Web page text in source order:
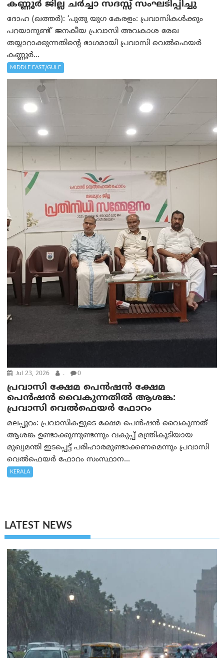
കണ്ണൂർ ജില്ല ചർച്ചാ സദസ്സ് സംഘടിപ്പിച്ചു
ദോഹ (ഖത്തര്‍): ‘പുതു യുഗ കേരളം: പ്രവാസികൾക്കും
പറയാനുണ്ട്’ ജനകീയ പ്രവാസി അവകാശ രേഖ
തയ്യാറാക്കുന്നതിന്റെ ഭാഗമായി പ്രവാസി വെൽഫെയർ
കണ്ണൂർ...
MIDDLE EAST/GULF
Jul 23, 2026 . 0
പ്രവാസി ക്ഷേമ പെൻഷൻ ക്ഷേമ
പെൻഷൻ വൈകുന്നതിൽ ആശങ്ക:
പ്രവാസി വെൽഫെയർ ഫോറം
മലപ്പുറം: പ്രവാസികളുടെ ക്ഷേമ പെൻഷൻ വൈകുന്നത്
ആശങ്ക ഉണ്ടാക്കുന്നുണ്ടന്നും വകുപ്പ് മന്ത്രികൂടിയായ
മുഖ്യമന്തി ഇടപ്പെട്ട് പരിഹാരമുണ്ടാക്കണമെന്നും പ്രവാസി
വെൽഫെയർ ഫോറം സംസ്ഥാന...
KERALA
LATEST NEWS